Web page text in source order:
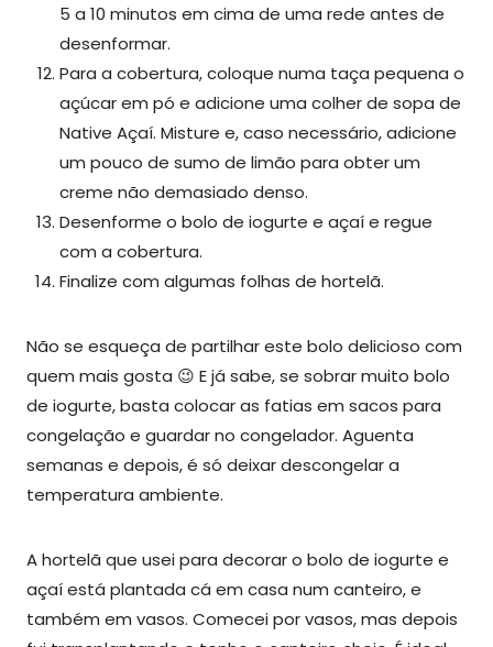
5 a 10 minutos em cima de uma rede antes de
desenformar.
Para a cobertura, coloque numa taça pequena o
açúcar em pó e adicione uma colher de sopa de
Native Açaí. Misture e, caso necessário, adicione
um pouco de sumo de limão para obter um
creme não demasiado denso.
Desenforme o bolo de iogurte e açaí e regue
com a cobertura.
Finalize com algumas folhas de hortelã.
Não se esqueça de partilhar este bolo delicioso com
quem mais gosta 😉 E já sabe, se sobrar muito bolo
de iogurte, basta colocar as fatias em sacos para
congelação e guardar no congelador. Aguenta
semanas e depois, é só deixar descongelar a
temperatura ambiente.
A hortelã que usei para decorar o bolo de iogurte e
açaí está plantada cá em casa num canteiro, e
também em vasos. Comecei por vasos, mas depois